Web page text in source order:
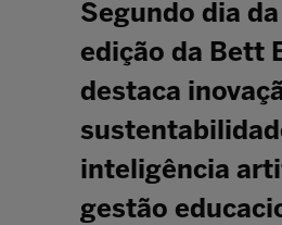
Segundo dia
edição da Bett
destaca
inteligência
gestão